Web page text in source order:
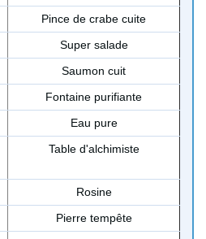
Pince de crabe cuite
Super salade
Saumon cuit
Fontaine purifiante
Eau pure
Table d'alchimiste
Rosine
Pierre tempête